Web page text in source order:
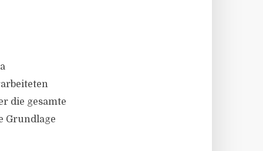
die gesamte
Grundlage